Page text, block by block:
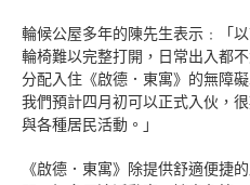
輪候公屋多年的陳先生表示﹕「
輪椅難以完整打開，日常出入都
分配入住《啟德．東寓》的無障
我們預計四月初可以正式入伙，
與各種居民活動。」
《啟德．東寓》除提供舒適便捷